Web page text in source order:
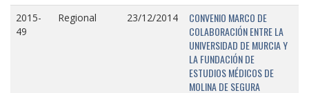
2015-
49
Regional 23/12/2014
CONVENIO MARCO DE
COLABORACIÓN ENTRE LA
UNIVERSIDAD DE MURCIA Y
LA FUNDACIÓN DE
ESTUDIOS MÉDICOS DE
MOLINA DE SEGURA